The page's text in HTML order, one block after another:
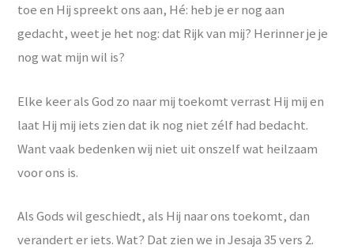
toe en Hij spreekt ons aan, Hé: heb je er nog aan
gedacht, weet je het nog: dat Rijk van mij? Herinner je je
nog wat mijn wil is?
Elke keer als God zo naar mij toekomt verrast Hij mij en
laat Hij mij iets zien dat ik nog niet zélf had bedacht.
Want vaak bedenken wij niet uit onszelf wat heilzaam
voor ons is.
Als Gods wil geschiedt, als Hij naar ons toekomt, dan
verandert er iets. Wat? Dat zien we in Jesaja 35 vers 2.